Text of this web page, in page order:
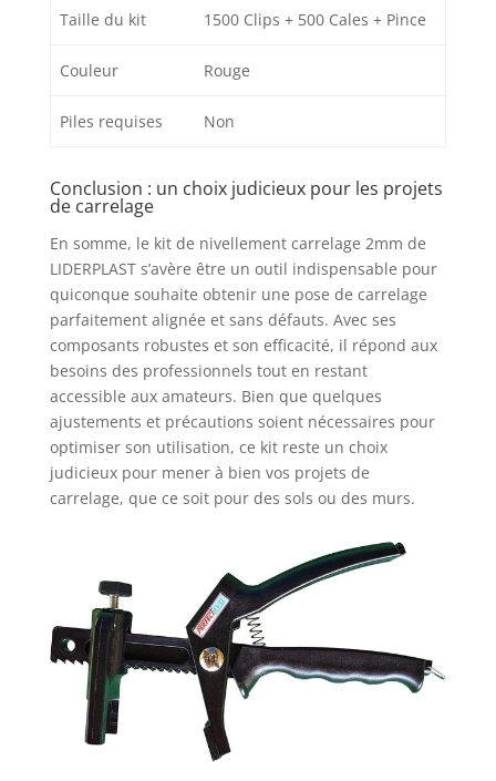
Taille du kit 1500 Clips + 500 Cales + Pince
Couleur Rouge
Piles requises Non
Conclusion : un choix judicieux pour les projets
de carrelage
En somme, le kit de nivellement carrelage 2mm de
LIDERPLAST s’avère être un outil indispensable pour
quiconque souhaite obtenir une pose de carrelage
parfaitement alignée et sans défauts. Avec ses
composants robustes et son efficacité, il répond aux
besoins des professionnels tout en restant
accessible aux amateurs. Bien que quelques
ajustements et précautions soient nécessaires pour
optimiser son utilisation, ce kit reste un choix
judicieux pour mener à bien vos projets de
carrelage, que ce soit pour des sols ou des murs.